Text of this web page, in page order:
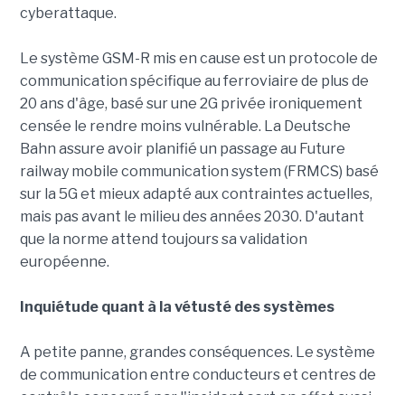
cyberattaque.
Le système GSM-R mis en cause est un protocole de
communication spécifique au ferroviaire de plus de
20 ans d'âge, basé sur une 2G privée ironiquement
censée le rendre moins vulnérable. La Deutsche
Bahn assure avoir planifié un passage au Future
railway mobile communication system (FRMCS) basé
sur la 5G et mieux adapté aux contraintes actuelles,
mais pas avant le milieu des années 2030. D'autant
que la norme attend toujours sa validation
européenne.
Inquiétude quant à la vétusté des systèmes
A petite panne, grandes conséquences. Le système
de communication entre conducteurs et centres de